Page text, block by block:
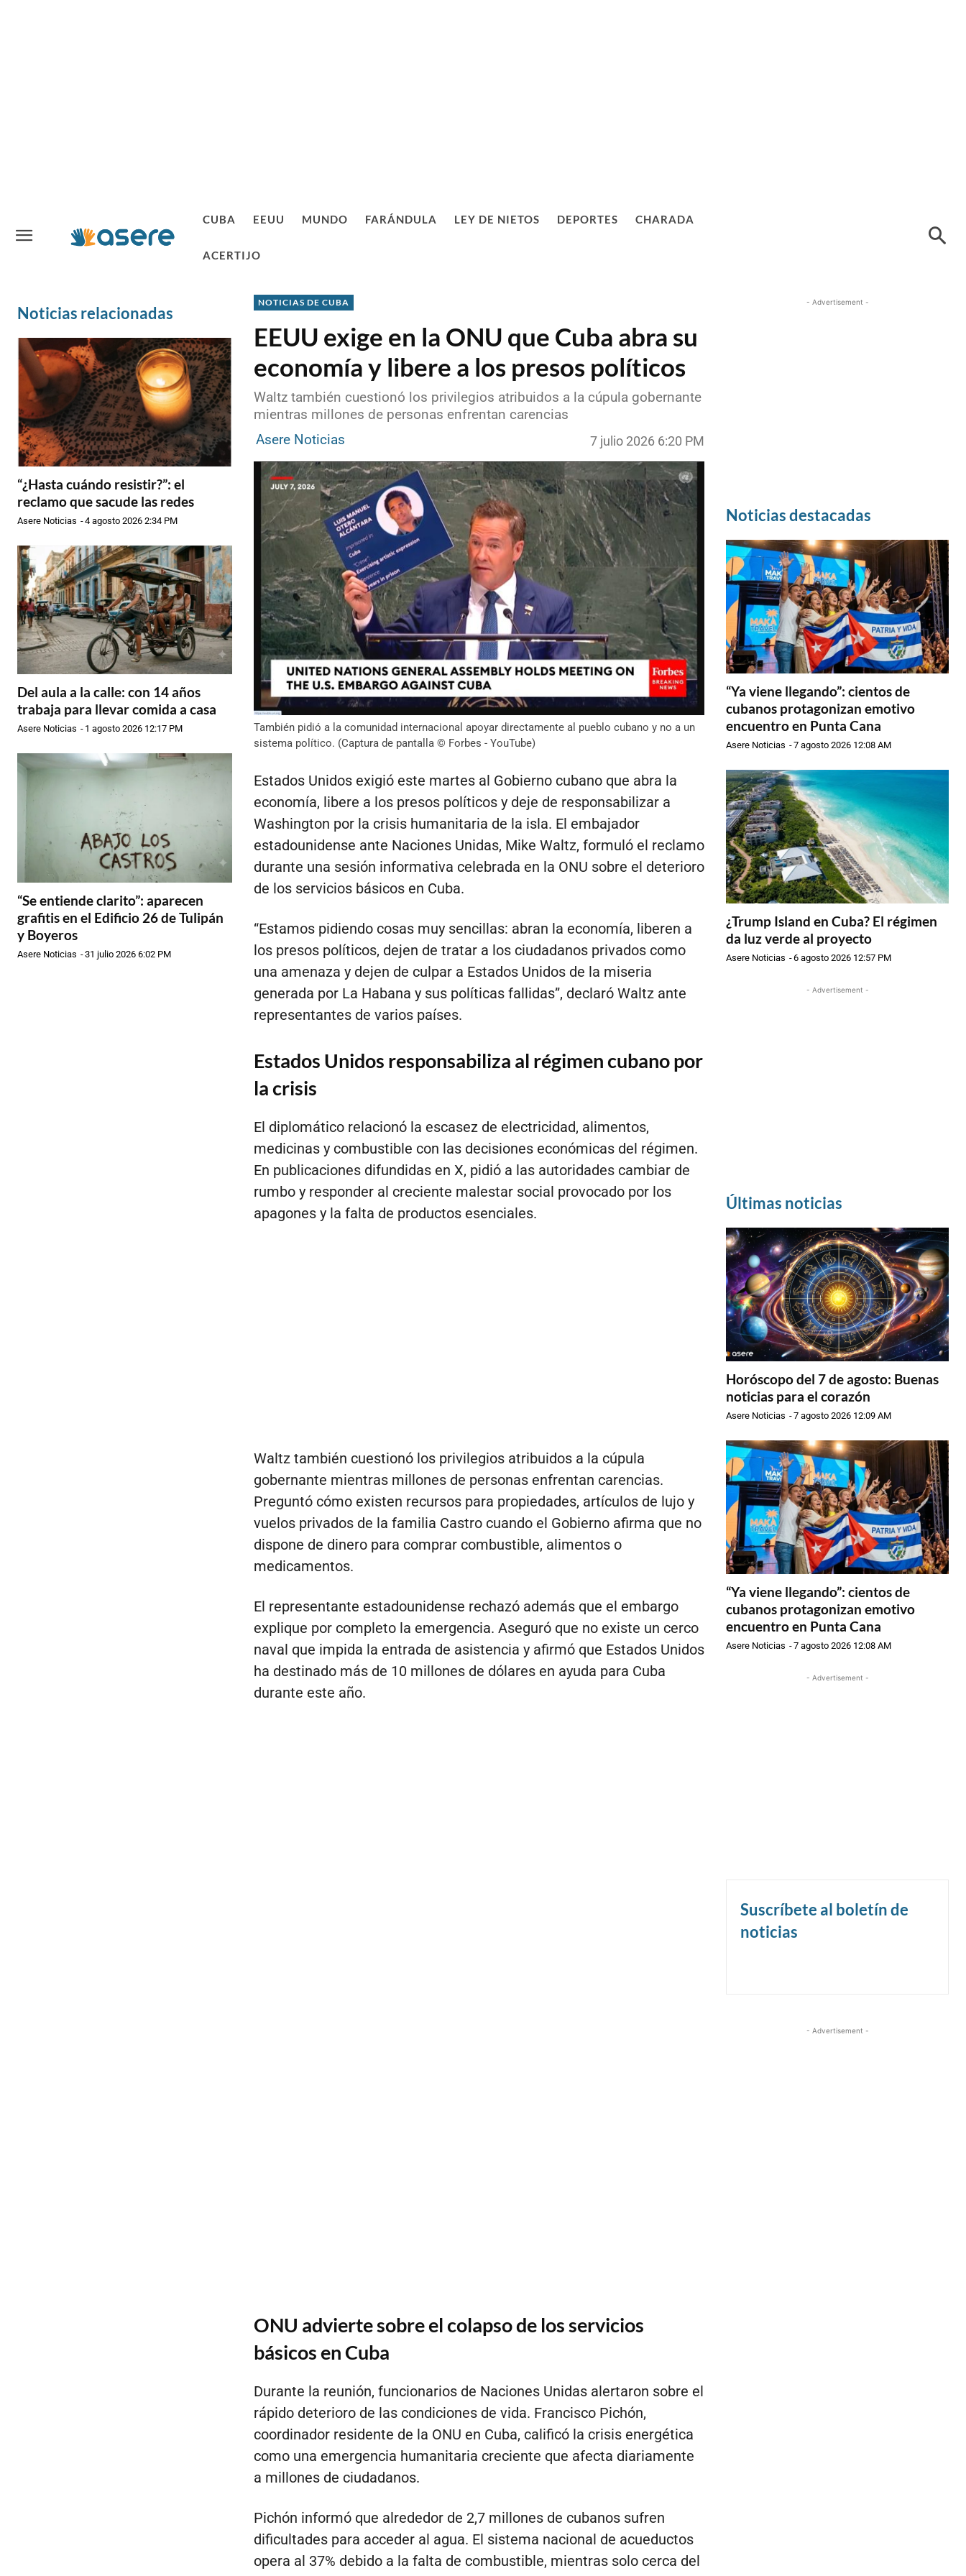
CUBA EEUU MUNDO FARÁNDULA LEY DE NIETOS DEPORTES CHARADA
ACERTIJO
Noticias relacionadas
“¿Hasta cuándo resistir?”: el
reclamo que sacude las redes
Asere Noticias -4 agosto 2026 2:34 PM
Del aula a la calle: con 14 años
trabaja para llevar comida a casa
Asere Noticias - 1 agosto 2026 12:17 PM
“Se entiende clarito”: aparecen
grafitis en el Edificio 26 de Tulipán
y Boyeros
Asere Noticias -31 julio 2026 6:02 PM
NOTICIAS DE CUBA
EEUU exige en la ONU que Cuba abra su
economía y libere a los presos políticos
Waltz también cuestionó los privilegios atribuidos a la cúpula gobernante
mientras millones de personas enfrentan carencias
Asere Noticias
7 julio 2026 6:20 PM
También pidió a la comunidad internacional apoyar directamente al pueblo cubano y no a un
sistema político. (Captura de pantalla © Forbes - YouTube)
Estados Unidos exigió este martes al Gobierno cubano que abra la
economía, libere a los presos políticos y deje de responsabilizar a
Washington por la crisis humanitaria de la isla. El embajador
estadounidense ante Naciones Unidas, Mike Waltz, formuló el reclamo
durante una sesión informativa celebrada en la ONU sobre el deterioro
de los servicios básicos en Cuba.
“Estamos pidiendo cosas muy sencillas: abran la economía, liberen a
los presos políticos, dejen de tratar a los ciudadanos privados como
una amenaza y dejen de culpar a Estados Unidos de la miseria
generada por La Habana y sus políticas fallidas”, declaró Waltz ante
representantes de varios países.
Estados Unidos responsabiliza al régimen cubano por
la crisis
El diplomático relacionó la escasez de electricidad, alimentos,
medicinas y combustible con las decisiones económicas del régimen.
En publicaciones difundidas en X, pidió a las autoridades cambiar de
rumbo y responder al creciente malestar social provocado por los
apagones y la falta de productos esenciales.
Waltz también cuestionó los privilegios atribuidos a la cúpula
gobernante mientras millones de personas enfrentan carencias.
Preguntó cómo existen recursos para propiedades, artículos de lujo y
vuelos privados de la familia Castro cuando el Gobierno afirma que no
dispone de dinero para comprar combustible, alimentos o
medicamentos.
El representante estadounidense rechazó además que el embargo
explique por completo la emergencia. Aseguró que no existe un cerco
naval que impida la entrada de asistencia y afirmó que Estados Unidos
ha destinado más de 10 millones de dólares en ayuda para Cuba
durante este año.
ONU advierte sobre el colapso de los servicios
básicos en Cuba
Durante la reunión, funcionarios de Naciones Unidas alertaron sobre el
rápido deterioro de las condiciones de vida. Francisco Pichón,
coordinador residente de la ONU en Cuba, calificó la crisis energética
como una emergencia humanitaria creciente que afecta diariamente
a millones de ciudadanos.
Pichón informó que alrededor de 2,7 millones de cubanos sufren
dificultades para acceder al agua. El sistema nacional de acueductos
opera al 37% debido a la falta de combustible, mientras solo cerca del
- Advertisement -
Noticias destacadas
“Ya viene llegando”: cientos de
cubanos protagonizan emotivo
encuentro en Punta Cana
Asere Noticias -7 agosto 2026 12:08 AM
¿Trump Island en Cuba? El régimen
da luz verde al proyecto
Asere Noticias -6 agosto 2026 12:57 PM
- Advertisement -
Últimas noticias
Horóscopo del 7 de agosto: Buenas
noticias para el corazón
Asere Noticias -7 agosto 2026 12:09 AM
“Ya viene llegando”: cientos de
cubanos protagonizan emotivo
encuentro en Punta Cana
Asere Noticias -7 agosto 2026 12:08 AM
- Advertisement -
Suscríbete al boletín de
noticias
- Advertisement -